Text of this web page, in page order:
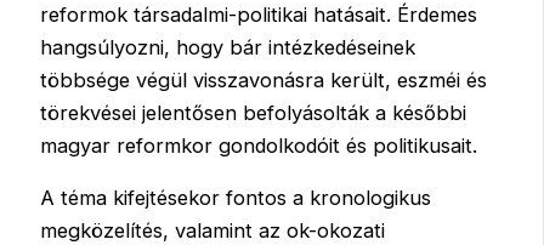
reformok társadalmi-politikai hatásait. Érdemes
hangsúlyozni, hogy bár intézkedéseinek
többsége végül visszavonásra került, eszméi és
törekvései jelentősen befolyásolták a későbbi
magyar reformkor gondolkodóit és politikusait.
A téma kifejtésekor fontos a kronologikus
megközelítés, valamint az ok-okozati